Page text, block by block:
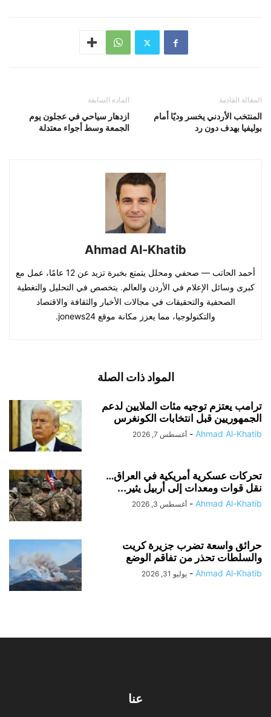
المادة السابقة
ازدهار سياحي في عجلون يوم
الجمعة وسط أجواء معتدلة
المقالة القادمة
المنتخب الأردني يخسر وديًا أمام
بوليفيا بهدف دون رد
Ahmad Al-Khatib
أحمد الحاتب — صحفي ومحلل يتمتع بخبرة تزيد عن 12 عامًا، عمل مع
كبرى وسائل الإعلام في الأردن والعالم. يتخصص في التحليل والتغطية
الصحفية والتحقيقات في مجالات الأخبار والثقافة والاقتصاد
والتكنولوجيا، مما يعزز مكانة موقع jonews24.
المواد ذات الصلة
ترامب يعتزم توجيه مئات الملايين لدعم
الجمهوريين قبل انتخابات الكونغرس
Ahmad Al-Khatib
- أغسطس 7, 2026
تحركات عسكرية أمريكية في العراق…
نقل قوات ومعدات إلى أربيل يثير...
Ahmad Al-Khatib
- أغسطس 3, 2026
حرائق واسعة تضرب جزيرة كريت
والسلطات تحذر من تفاقم الوضع
Ahmad Al-Khatib
- يوليو 31, 2026
عنا